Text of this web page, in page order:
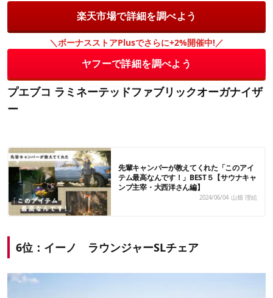
楽天市場で詳細を調べよう
＼ボーナスストアPlusでさらに+2%開催中!／
ヤフーで詳細を調べよう
プエブコ ラミネーテッドファブリックオーガナイザ
ー
先輩キャンパーが教えてくれた「このアイ
テム最高なんです！」BEST５【サウナキャ
ンプ主宰・大西洋さん編】
2024/06/04 山畑 理絵
6位：イーノ ラウンジャーSLチェア